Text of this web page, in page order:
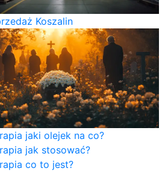
Koszalin
jaki olejek na co?
jak stosować?
co to jest?